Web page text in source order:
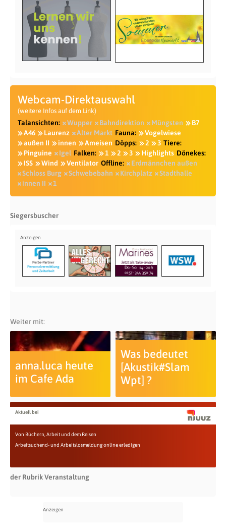
Webcam-Direktauswahl
(weitere Infos auf dem Link)
Talansichten: Wupper Bahndirektion Müngsten
B7
A46
Laurenz Alter Markt Fauna:
Vogelwiese
außen II
innen Ameisen Döpps: 2 3 Tiere:
Pinguine
Igel Falken: 1 2 3 Highlights Dönekes:
ISS
Wind Ventilator Offline:
Erdmännchen außen
Schloss Burg
Schwebebahn Kirchplatz
Stadthalle
innen II
1
Siegersbuscher
Weiter mit:
anna.luca heute
im Cafe Ada
Was bedeutet
[Akustik#Slam
Wpt] ?
Aktuell bei
Von Büchern, Arbeit und dem Reisen
Arbeitsuchend- und Arbeitslosmeldung online erledigen
der Rubrik Veranstaltung